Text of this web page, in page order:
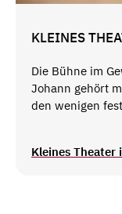
KLEINES
Die Bühne im
Johann gehört
den wenigen
Kleines Theater